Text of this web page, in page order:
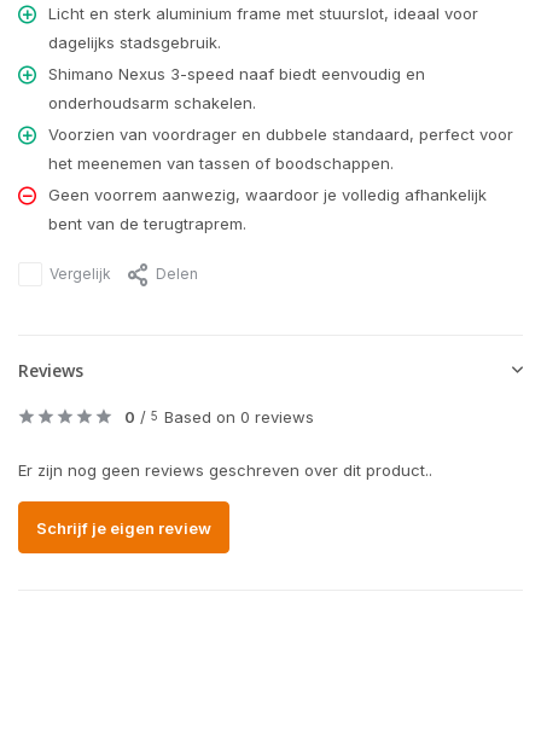
Licht en sterk aluminium frame met stuurslot, ideaal voor
dagelijks stadsgebruik.
Shimano Nexus 3-speed naaf biedt eenvoudig en
onderhoudsarm schakelen.
Voorzien van voordrager en dubbele standaard, perfect voor
het meenemen van tassen of boodschappen.
Geen voorrem aanwezig, waardoor je volledig afhankelijk
bent van de terugtraprem.
Vergelijk Delen
Reviews
0 / 5 Based on 0 reviews
Er zijn nog geen reviews geschreven over dit product..
Schrijf je eigen review